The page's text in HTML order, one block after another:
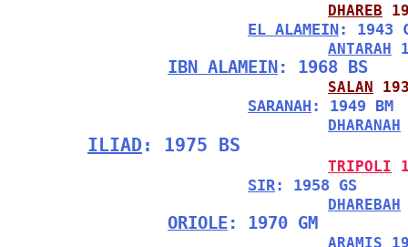
DHAREB
EL ALAMEIN: 1943
ANTARAH
IBN ALAMEIN: 1968 BS
SALAN
SARANAH : 1949 BM
DHARANAH
ILIAD: 1975 BS
TRIPOLI
SIR: 1958 GS
DHAREBAH
ORIOLE: 1970 GM
ARAMIS